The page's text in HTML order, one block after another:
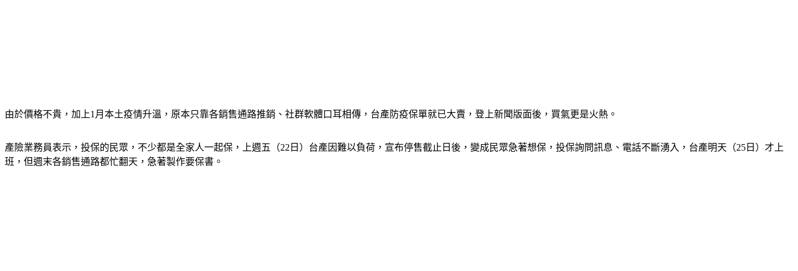
由於價格不貴，加上1月本土疫情升溫，原本只靠各銷售通路推銷、社群軟體口耳相傳，台產防疫保單就已大賣，登上新聞版面後，買氣更是火熱。
產險業務員表示，投保的民眾，不少都是全家人一起保，上週五（22日）台產因難以負荷，宣布停售截止日後，變成民眾急著想保，投保詢問訊息、電話不斷湧入，台產明天（25日）才上
班，但週末各銷售通路都忙翻天，急著製作要保書。